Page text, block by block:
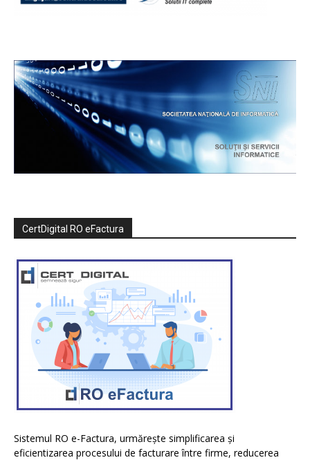
CertDigital RO eFactura
Sistemul RO e-Factura, urmărește simplificarea și
eficientizarea procesului de facturare între firme, reducerea